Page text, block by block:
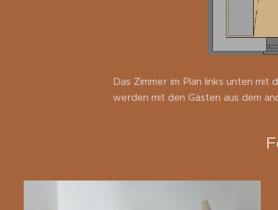
Das Zimmer im Plan links unten
werden mit den Gästen aus dem